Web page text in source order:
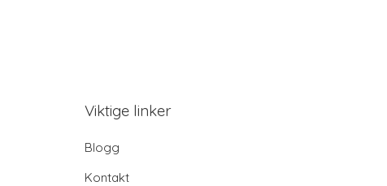
Viktige linker
Blogg
Kontakt